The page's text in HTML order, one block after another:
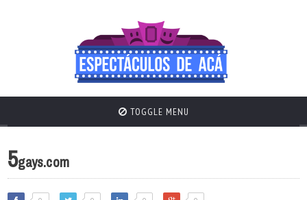
TOGGLE MENU
5gays.com